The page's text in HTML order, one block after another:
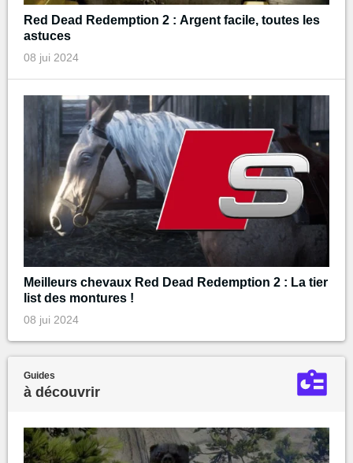
Red Dead Redemption 2 : Argent facile, toutes les
astuces
08 jui 2024
Meilleurs chevaux Red Dead Redemption 2 : La tier
list des montures !
08 jui 2024
Guides
à découvrir